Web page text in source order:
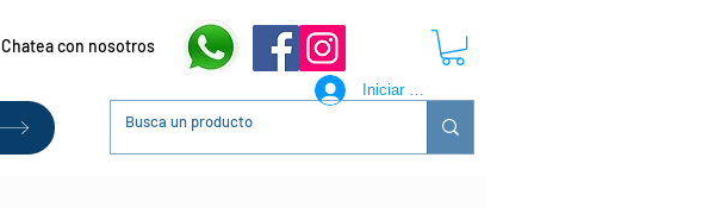
Chatea con nosotros
Iniciar sesión